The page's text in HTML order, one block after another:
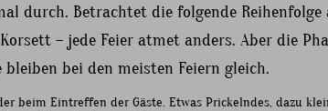
durch. Betrachtet die folgende
– jede Feier atmet anders. Aber die
bleiben bei den meisten Feiern gleich.
beim Eintreffen der Gäste. Etwas Prickelndes, dazu